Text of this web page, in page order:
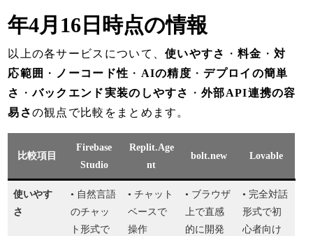
年4月16日時点の情報
以上の各サービスについて、使いやすさ ・ 料金 ・ 対
応範囲 ・ ノーコード性 ・ AIの精度 ・デプロイの簡単
さ
・バックエンド実装のしやすさ ・外部API連携の容
易さの観点で比較をまとめます。
比較項目
Firebase
Studio
Replit.Age
nt
bolt.new Lovable
使いやす
さ
• 自然言語
のチャッ
ト形式で
• チャット
ベースで
操作
• ブラウザ
上で直感
的に開発
• 完全対話
形式で初
心者向け